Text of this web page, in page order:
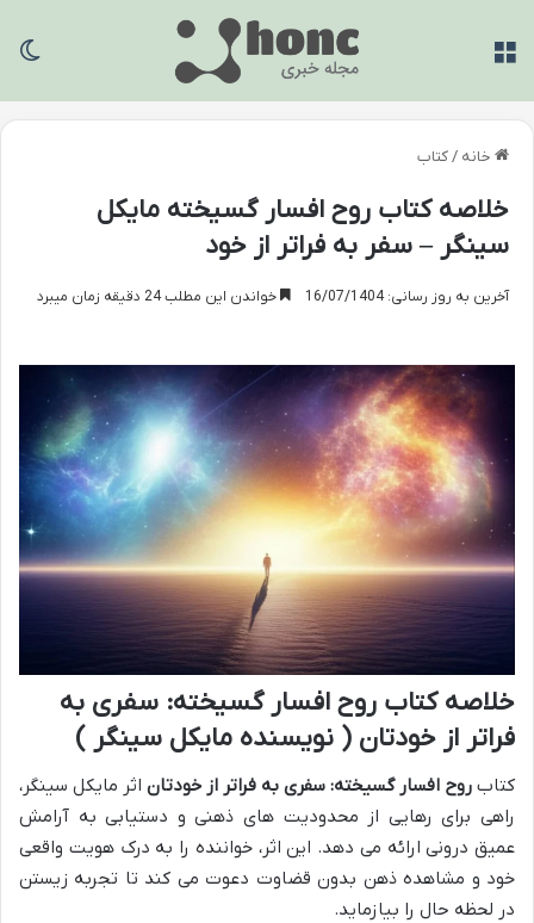
خانه /کتاب
خلاصه کتاب روح افسار گسیخته مایکل
سینگر – سفر به فراتر از خود
آخرین به روز رسانی: 16/07/1404 خواندن این مطلب 24 دقیقه زمان میبرد
خلاصه کتاب روح افسار گسیخته: سفری به
فراتر از خودتان ( نویسنده مایکل سینگر )
کتاب روح افسار گسیخته: سفری به فراتر از خودتان اثر مایکل سینگر،
راهی برای رهایی از محدودیت های ذهنی و دستیابی به آرامش
عمیق درونی ارائه می دهد. این اثر، خواننده را به درک هویت واقعی
خود و مشاهده ذهن بدون قضاوت دعوت می کند تا تجربه زیستن
در لحظه حال را بیازماید.